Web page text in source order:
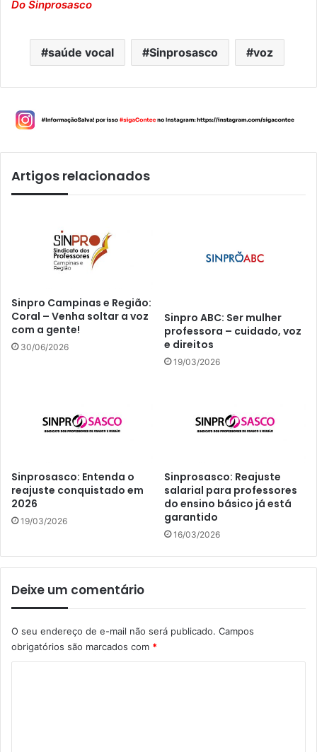
Do Sinprosasco
saúde vocal Sinprosasco voz
Artigos relacionados
Sinpro Campinas e Região:
Coral – Venha soltar a voz
com a gente!
30/06/2026
Sinpro ABC: Ser mulher
professora – cuidado, voz
e direitos
19/03/2026
Sinprosasco: Entenda o
reajuste conquistado em
2026
19/03/2026
Sinprosasco: Reajuste
salarial para professores
do ensino básico já está
garantido
16/03/2026
Deixe um comentário
O seu endereço de e-mail não será publicado. Campos
obrigatórios são marcados com *